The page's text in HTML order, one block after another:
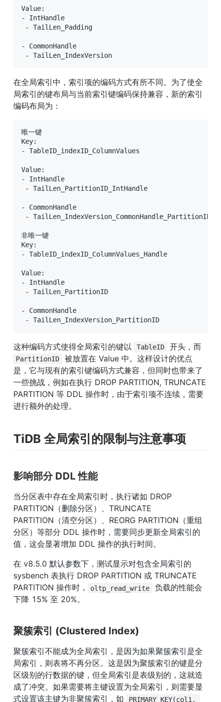
-
IntHandle
-
TailLen_Padding
-
CommonHandle
-
TailLen_IndexVersion
在全局索引中，索引项的编码方式有所不同。为了使全
局索引的键布局与当前索引键编码保持兼容，新的索引
编码布局为：
唯一键
-
TableID_indexID_ColumnValues
-
IntHandle
-
TailLen_PartitionID_IntHandle
-
CommonHandle
-
TailLen_IndexVersion_CommonHandle_PartitionID
非唯一键
-
TableID_indexID_ColumnValues_Handle
-
IntHandle
-
TailLen_PartitionID
-
CommonHandle
-
TailLen_IndexVersion_PartitionID
这种编码方式使得全局索引的键以 TableID 开头，而
PartitionID
被放置在 Value 中。这样设计的优点
是，它与现有的索引键编码方式兼容，但同时也带来了
一些挑战，例如在执行 DROP PARTITION, TRUNCATE
PARTITION 等 DDL 操作时，由于索引项不连续，需要
进行额外的处理。
TiDB 全局索引的限制与注意事项
影响部分 DDL 性能
当分区表中存在全局索引时，执行诸如 DROP
PARTITION（删除分区）、TRUNCATE
PARTITION（清空分区）、REORG PARTITION（重组
分区）等部分 DDL 操作时，需要同步更新全局索引的
值，这会显著增加 DDL 操作的执行时间。
在 v8.5.0 默认参数下，测试显示对包含全局索引的
sysbench 表执行 DROP PARTITION 或 TRUNCATE
PARTITION 操作时，
oltp_read_write
负载的性能会
下降 15% 至 20%。
聚簇索引 (Clustered Index)
聚簇索引不能成为全局索引，是因为如果聚簇索引是全
局索引，则表将不再分区。这是因为聚簇索引的键是分
区级别的行数据的键，但全局索引是表级别的，这就造
成了冲突。如果需要将主键设置为全局索引，则需要显
式设置该主键为非聚簇索引，如
PRIMARY KEY(col1,